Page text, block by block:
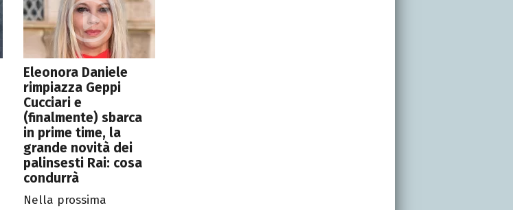
Eleonora Daniele
rimpiazza Geppi
Cucciari e
(finalmente) sbarca
in prime time, la
grande novità dei
palinsesti Rai: cosa
condurrà
Nella prossima